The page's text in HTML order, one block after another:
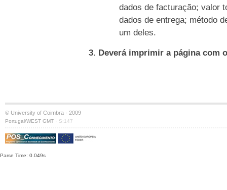
dados de facturação; valor
dados de entrega; método
um deles.
3. Deverá imprimir a página com
© University of Coimbra · 2009
Portugal/WEST GMT · S:147
Parse Time: 0.049s